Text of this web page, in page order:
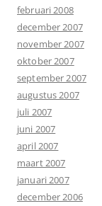
februari 2008
december 2007
november 2007
oktober 2007
september 2007
augustus 2007
juli 2007
juni 2007
april 2007
maart 2007
januari 2007
december 2006